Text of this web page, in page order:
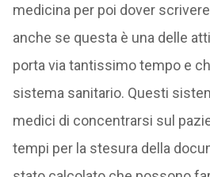
medicina per poi dover
anche se questa è una delle
porta via tantissimo tempo e
sistema sanitario. Questi
medici di concentrarsi sul
tempi per la stesura della